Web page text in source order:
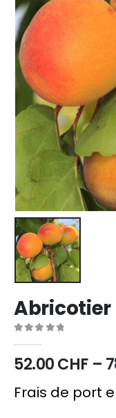
Abricotier
52.00CHF –
Frais de port